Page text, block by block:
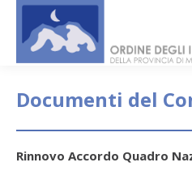
Documenti del
Rinnovo Accordo Quadro